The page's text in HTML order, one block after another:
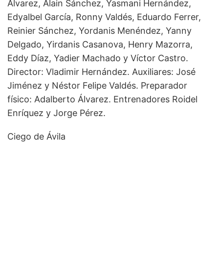
Álvarez, Alain Sánchez, Yasmani Hernández,
Edyalbel García, Ronny Valdés, Eduardo Ferrer,
Reinier Sánchez, Yordanis Menéndez, Yanny
Delgado, Yirdanis Casanova, Henry Mazorra,
Eddy Díaz, Yadier Machado y Víctor Castro.
Director: Vladimir Hernández. Auxiliares: José
Jiménez y Néstor Felipe Valdés. Preparador
físico: Adalberto Álvarez. Entrenadores Roidel
Enríquez y Jorge Pérez.
Ciego de Ávila